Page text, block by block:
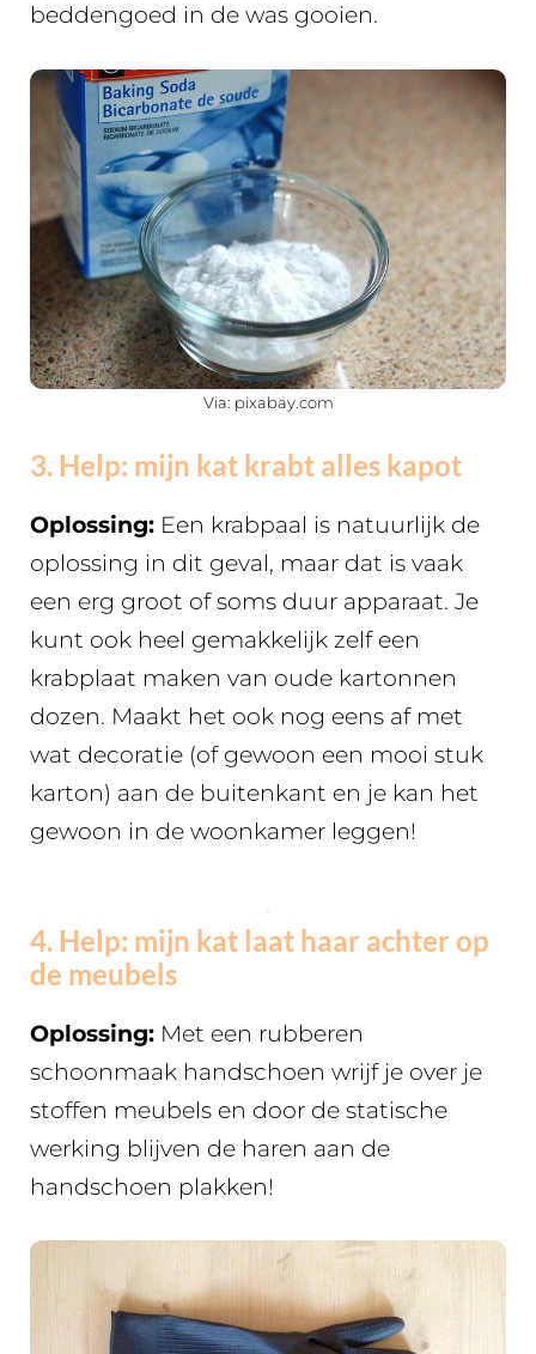
beddengoed in de was gooien.
Via: pixabay.com
3. Help: mijn kat krabt alles kapot
Oplossing: Een krabpaal is natuurlijk de
oplossing in dit geval, maar dat is vaak
een erg groot of soms duur apparaat. Je
kunt ook heel gemakkelijk zelf een
krabplaat maken van oude kartonnen
dozen. Maakt het ook nog eens af met
wat decoratie (of gewoon een mooi stuk
karton) aan de buitenkant en je kan het
gewoon in de woonkamer leggen!
.
4. Help: mijn kat laat haar achter op
de meubels
Oplossing: Met een rubberen
schoonmaak handschoen wrijf je over je
stoffen meubels en door de statische
werking blijven de haren aan de
handschoen plakken!